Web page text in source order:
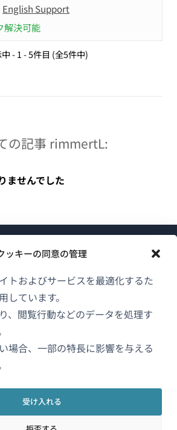
ッキーの同意の管理
トおよびサービスを最適化するた
しています。
、閲覧行動などのデータを処理す
場合、一部の特長に影響を与える
受け入れる
English Support
解決可能
- 1 - 5件目 (全5件中)
の記事 rimmertL:
ませんでした
日本語
WPMLについて
びプライバシーポリシー
チームに参加（新
ィ
し
い
ウ
し
い
ウ
し
ウ